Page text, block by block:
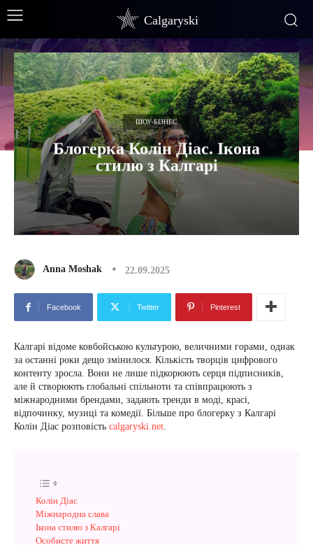
Calgaryski
ШОУ-БІЗНЕС
Блогерка Колін Діас. Ікона
стилю з Калгарі
Anna Moshak 22.09.2025
Facebook Twitter Pinterest
Калгарі відоме ковбойською культурою, величними горами, однак
за останні роки дещо змінилося. Кількість творців цифрового
контенту зросла. Вони не лише підкорюють серця підписників,
але й створюють глобальні спільноти та співпрацюють з
міжнародними брендами, задають тренди в моді, красі,
відпочинку, музиці та комедії. Більше про блогерку з Калгарі
Колін Діас розповість calgaryski.net.
Колін Діас
Міжнародна слава
Ікона стилю з Калгарі
Особисте життя